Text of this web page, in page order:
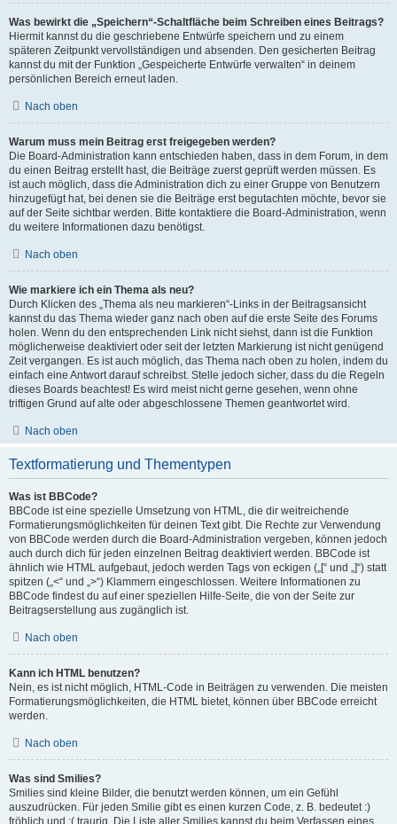
Was bewirkt die „Speichern“-Schaltfläche beim Schreiben eines Beitrags?
Hiermit kannst du die geschriebene Entwürfe speichern und zu einem
späteren Zeitpunkt vervollständigen und absenden. Den gesicherten Beitrag
kannst du mit der Funktion „Gespeicherte Entwürfe verwalten“ in deinem
persönlichen Bereich erneut laden.
Nach oben
Warum muss mein Beitrag erst freigegeben werden?
Die Board-Administration kann entschieden haben, dass in dem Forum, in dem
du einen Beitrag erstellt hast, die Beiträge zuerst geprüft werden müssen. Es
ist auch möglich, dass die Administration dich zu einer Gruppe von Benutzern
hinzugefügt hat, bei denen sie die Beiträge erst begutachten möchte, bevor sie
auf der Seite sichtbar werden. Bitte kontaktiere die Board-Administration, wenn
du weitere Informationen dazu benötigst.
Nach oben
Wie markiere ich ein Thema als neu?
Durch Klicken des „Thema als neu markieren“-Links in der Beitragsansicht
kannst du das Thema wieder ganz nach oben auf die erste Seite des Forums
holen. Wenn du den entsprechenden Link nicht siehst, dann ist die Funktion
möglicherweise deaktiviert oder seit der letzten Markierung ist nicht genügend
Zeit vergangen. Es ist auch möglich, das Thema nach oben zu holen, indem du
einfach eine Antwort darauf schreibst. Stelle jedoch sicher, dass du die Regeln
dieses Boards beachtest! Es wird meist nicht gerne gesehen, wenn ohne
triftigen Grund auf alte oder abgeschlossene Themen geantwortet wird.
Nach oben
Textformatierung und Thementypen
Was ist BBCode?
BBCode ist eine spezielle Umsetzung von HTML, die dir weitreichende
Formatierungsmöglichkeiten für deinen Text gibt. Die Rechte zur Verwendung
von BBCode werden durch die Board-Administration vergeben, können jedoch
auch durch dich für jeden einzelnen Beitrag deaktiviert werden. BBCode ist
ähnlich wie HTML aufgebaut, jedoch werden Tags von eckigen („[“ und „]“) statt
spitzen („<“ und „>“) Klammern eingeschlossen. Weitere Informationen zu
BBCode findest du auf einer speziellen Hilfe-Seite, die von der Seite zur
Beitragserstellung aus zugänglich ist.
Nach oben
Kann ich HTML benutzen?
Nein, es ist nicht möglich, HTML-Code in Beiträgen zu verwenden. Die meisten
Formatierungsmöglichkeiten, die HTML bietet, können über BBCode erreicht
werden.
Nach oben
Was sind Smilies?
Smilies sind kleine Bilder, die benutzt werden können, um ein Gefühl
auszudrücken. Für jeden Smilie gibt es einen kurzen Code, z. B. bedeutet :)
fröhlich und :( traurig. Die Liste aller Smilies kannst du beim Verfassen eines